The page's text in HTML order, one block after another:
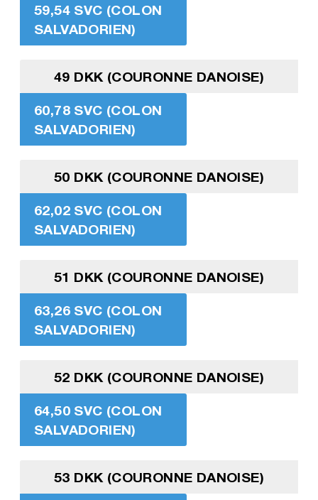
59,54 SVC (COLON
SALVADORIEN)
49 DKK (COURONNE DANOISE)
60,78 SVC (COLON
SALVADORIEN)
50 DKK (COURONNE DANOISE)
62,02 SVC (COLON
SALVADORIEN)
51 DKK (COURONNE DANOISE)
63,26 SVC (COLON
SALVADORIEN)
52 DKK (COURONNE DANOISE)
64,50 SVC (COLON
SALVADORIEN)
53 DKK (COURONNE DANOISE)